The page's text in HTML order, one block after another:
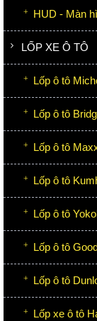
HUD - Màn
LỐP XE Ô TÔ
Lốp ô tô
Lốp ô tô
Lốp ô tô
Lốp ô tô
Lốp ô tô
Lốp ô tô
Lốp ô tô
Lốp xe ô tô